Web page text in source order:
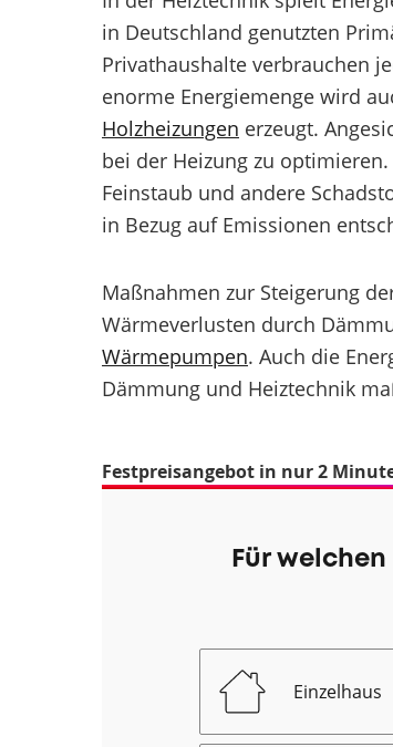
in Deutschland genutzten
Privathaushalte verbrauchen
enorme Energiemenge wird
Holzheizungen erzeugt.
bei der Heizung zu
Feinstaub und andere
in Bezug auf Emissionen
Maßnahmen zur Steigerung
Wärmeverlusten durch
Wärmepumpen. Auch die
Dämmung und Heiztechnik
Festpreisangebot in nur 2
Für
Einzelhaus